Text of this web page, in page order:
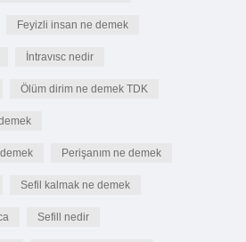
Feyizli insan ne demek
İntravısc nedir
Ölüm dirim ne demek TDK
Perişanım ne demek
Sefil kalmak ne demek
Sefill nedir